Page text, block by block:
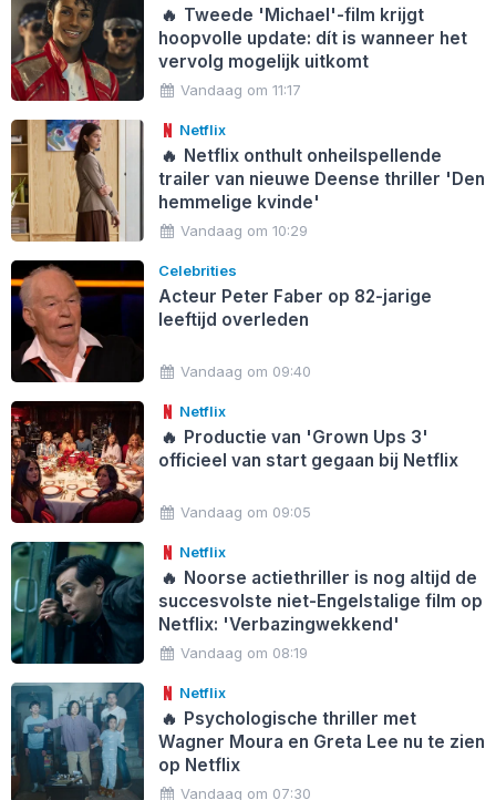
🔥 Tweede 'Michael'-film krijgt
hoopvolle update: dít is wanneer het
vervolg mogelijk uitkomt
Vandaag om 11:17
Netflix
🔥 Netflix onthult onheilspellende
trailer van nieuwe Deense thriller 'Den
hemmelige kvinde'
Vandaag om 10:29
Celebrities
Acteur Peter Faber op 82-jarige
leeftijd overleden
Vandaag om 09:40
Netflix
🔥 Productie van 'Grown Ups 3'
officieel van start gegaan bij Netflix
Vandaag om 09:05
Netflix
🔥 Noorse actiethriller is nog altijd de
succesvolste niet-Engelstalige film op
Netflix: 'Verbazingwekkend'
Vandaag om 08:19
Netflix
🔥 Psychologische thriller met
Wagner Moura en Greta Lee nu te zien
op Netflix
Vandaag om 07:30